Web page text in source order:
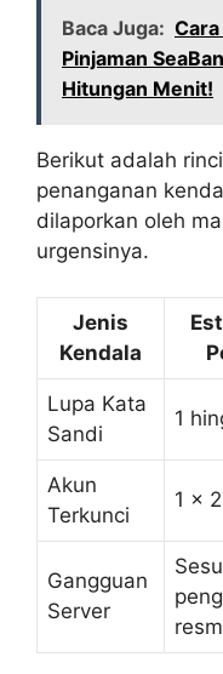
Baca Juga:
Pinjaman
Hitungan Menit!
Berikut adalah
penanganan
dilaporkan oleh
urgensinya.
Jenis
Kendala
Lupa Kata
Sandi
1
Akun
Terkunci
1 x
Gangguan
Server